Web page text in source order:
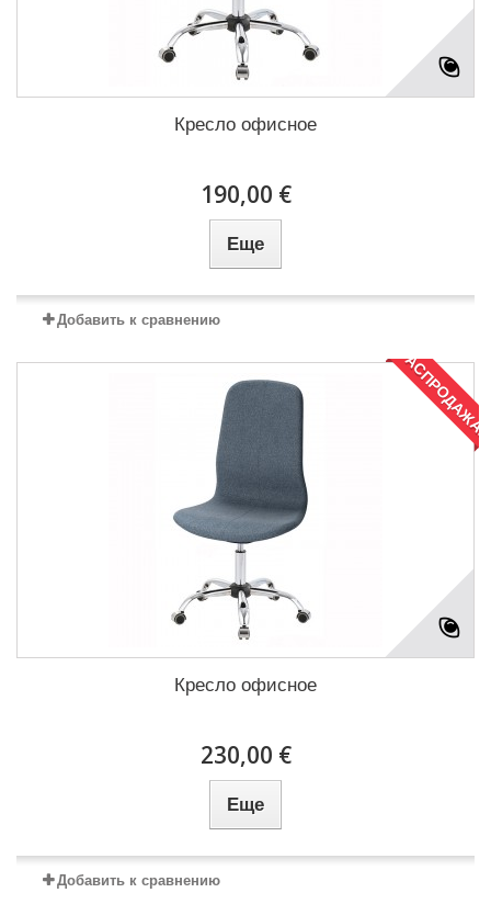
Кресло офисное
190,00 €
Еще
Добавить к сравнению
РАСПРОДАЖА!
Кресло офисное
230,00 €
Еще
Добавить к сравнению